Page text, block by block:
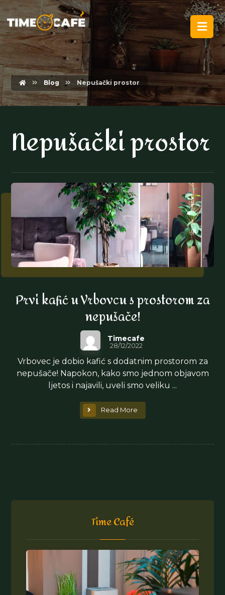
Blog Nepušački prostor
Nepušački prostor
Prvi kafić u Vrbovcu s prostorom za
nepušače!
Timecafe
28/12/2022
Vrbovec je dobio kafić s dodatnim prostorom za
nepušače! Napokon, kako smo jednom objavom
ljetos i najavili, uveli smo veliku ...
Read More
Time Café